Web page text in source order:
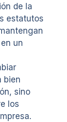
de la
estatutos
un
bien
sino
los